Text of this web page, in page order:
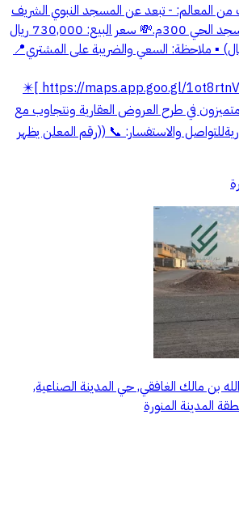
من المعالم: - تبعد عن المسجد النبوي الشريف
حوالي 14 كم. ​تبعد عن مسجد الحي 300م. ​💸 سعر البيع: 730,000 ريال
▪️ ملاحظة: السعي والضريبة على المشتري ​📍
https://maps.app.goo.gl/1ot8rtnVptbi8yH38?g_st=iw ] ​✴️
في طرح العروض العقارية ونتجاوب مع
​للتواصل والاستفسار: 📞 ((رقم المعلن يظهر
بن مالك الغافقي, حي المدينة الصناعية,
المدينة المنورة